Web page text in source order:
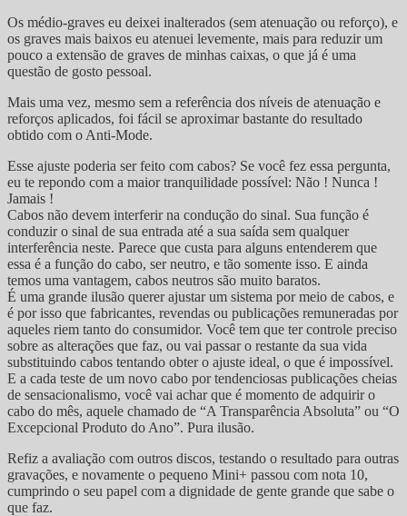
Os médio-graves eu deixei inalterados (sem atenuação ou reforço), e
os graves mais baixos eu atenuei levemente, mais para reduzir um
pouco a extensão de graves de minhas caixas, o que já é uma
questão de gosto pessoal.
Mais uma vez, mesmo sem a referência dos níveis de atenuação e
reforços aplicados, foi fácil se aproximar bastante do resultado
obtido com o Anti-Mode.
Esse ajuste poderia ser feito com cabos? Se você fez essa pergunta,
eu te repondo com a maior tranquilidade possível: Não ! Nunca !
Jamais !
Cabos não devem interferir na condução do sinal. Sua função é
conduzir o sinal de sua entrada até a sua saída sem qualquer
interferência neste. Parece que custa para alguns entenderem que
essa é a função do cabo, ser neutro, e tão somente isso. E ainda
temos uma vantagem, cabos neutros são muito baratos.
É uma grande ilusão querer ajustar um sistema por meio de cabos, e
é por isso que fabricantes, revendas ou publicações remuneradas por
aqueles riem tanto do consumidor. Você tem que ter controle preciso
sobre as alterações que faz, ou vai passar o restante da sua vida
substituindo cabos tentando obter o ajuste ideal, o que é impossível.
E a cada teste de um novo cabo por tendenciosas publicações cheias
de sensacionalismo, você vai achar que é momento de adquirir o
cabo do mês, aquele chamado de “A Transparência Absoluta” ou “O
Excepcional Produto do Ano”. Pura ilusão.
Refiz a avaliação com outros discos, testando o resultado para outras
gravações, e novamente o pequeno Mini+ passou com nota 10,
cumprindo o seu papel com a dignidade de gente grande que sabe o
que faz.